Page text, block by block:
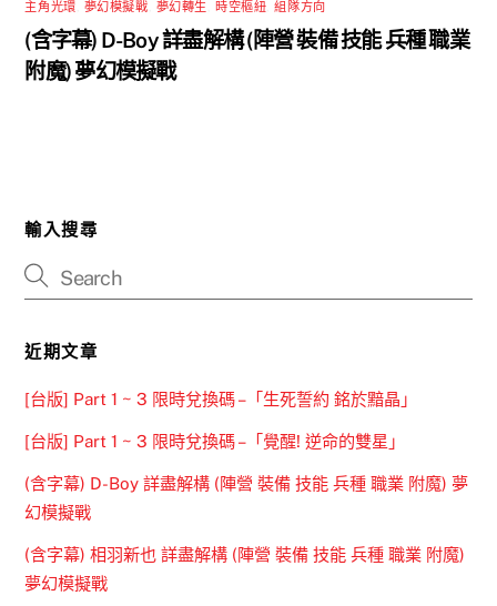
主角光環 夢幻模擬戰 夢幻轉生 時空樞紐 ,組隊方向
(含字幕) D-Boy 詳盡解構 (陣營 裝備 技能 兵種 職業
附魔) 夢幻模擬戰
輸入搜尋
近期文章
[台版] Part 1 ~ 3 限時兌換碼 –「生死誓約 銘於黯晶」
[台版] Part 1 ~ 3 限時兌換碼 –「覺醒! 逆命的雙星」
(含字幕) D-Boy 詳盡解構 (陣營 裝備 技能 兵種 職業 附魔) 夢
幻模擬戰
(含字幕) 相羽新也 詳盡解構 (陣營 裝備 技能 兵種 職業 附魔)
夢幻模擬戰